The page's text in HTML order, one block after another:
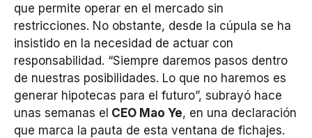
que permite operar en el mercado sin
restricciones. No obstante, desde la cúpula se ha
insistido en la necesidad de actuar con
responsabilidad. “Siempre daremos pasos dentro
de nuestras posibilidades. Lo que no haremos es
generar hipotecas para el futuro”, subrayó hace
unas semanas el CEO Mao Ye, en una declaración
que marca la pauta de esta ventana de fichajes.